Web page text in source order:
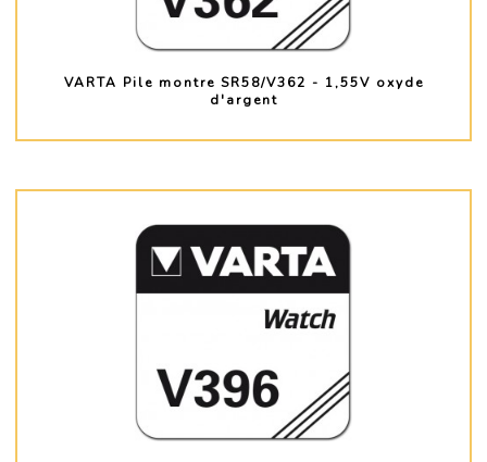
VARTA Pile montre SR58/V362 - 1,55V oxyde
d'argent